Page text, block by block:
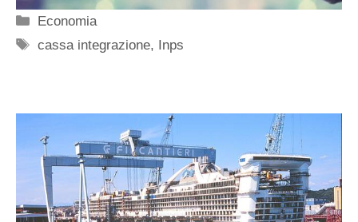
Categorie
Economia
Tag
cassa integrazione, Inps